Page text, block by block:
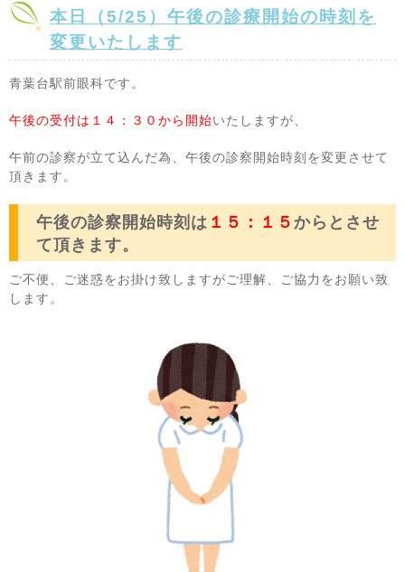
本日（5/25）午後の診療開始の時刻を
変更いたします
青葉台駅前眼科です。
午後の受付は１４：３０から開始いたしますが、
午前の診察が立て込んだ為、午後の診察開始時刻を変更させて
頂きます。
午後の診察開始時刻は １５：１５ からとさせ
て頂きます。
ご不便、ご迷惑をお掛け致しますがご理解、ご協力をお願い致
します。